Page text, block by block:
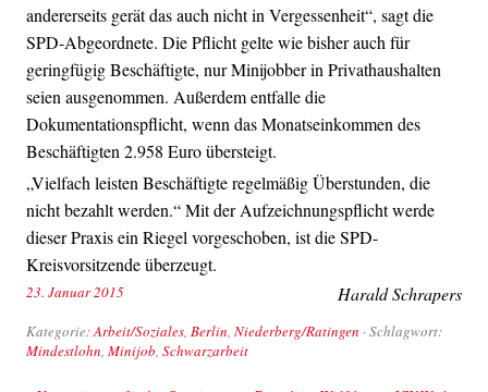
andererseits gerät das auch nicht in Vergessenheit“, sagt die
SPD-Abgeordnete. Die Pflicht gelte wie bisher auch für
geringfügig Beschäftigte, nur Minijobber in Privathaushalten
seien ausgenommen. Außerdem entfalle die
Dokumentationspflicht, wenn das Monatseinkommen des
Beschäftigten 2.958 Euro übersteigt.
„Vielfach leisten Beschäftigte regelmäßig Überstunden, die
nicht bezahlt werden.“ Mit der Aufzeichnungspflicht werde
dieser Praxis ein Riegel vorgeschoben, ist die SPD-
Kreisvorsitzende überzeugt.
Harald Schrapers
23. Januar 2015
Kategorie:Arbeit/Soziales, Berlin, Niederberg/Ratingen · Schlagwort:
Mindestlohn, Minijob, Schwarzarbeit